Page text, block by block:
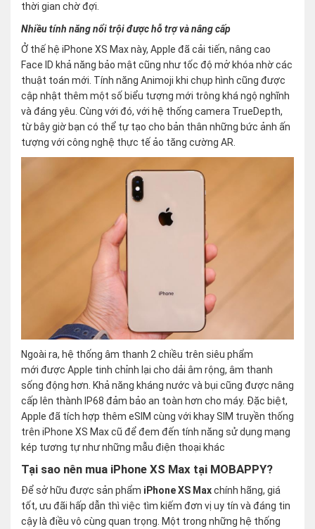
thời gian chờ đợi.
Nhiều tính năng nổi trội được hỗ trợ và nâng cấp
Ở thế hệ iPhone XS Max này, Apple đã cải tiến, nâng cao
Face ID khả năng bảo mật cũng như tốc độ mở khóa nhờ các
thuật toán mới. Tính năng Animoji khi chụp hình cũng được
cập nhật thêm một số biểu tượng mới trông khá ngộ nghĩnh
và đáng yêu. Cùng với đó, với hệ thống camera TrueDepth,
từ bây giờ bạn có thể tự tạo cho bản thân những bức ảnh ấn
tượng với công nghệ thực tế ảo tăng cường AR.
Ngoài ra, hệ thống âm thanh 2 chiều trên siêu phẩm
mới được Apple tinh chỉnh lại cho dải âm rộng, âm thanh
sống động hơn. Khả năng kháng nước và bụi cũng được nâng
cấp lên thành IP68 đảm bảo an toàn hơn cho máy. Đặc biệt,
Apple đã tích hợp thêm eSIM cùng với khay SIM truyền thống
trên iPhone XS Max cũ để đem đến tính năng sử dụng mạng
kép tương tự như những mẫu điện thoại khác
Tại sao nên mua iPhone XS Max tại MOBAPPY?
Để sở hữu được sản phẩm iPhone XS Maxchính hãng, giá
tốt, ưu đãi hấp dẫn thì việc tìm kiếm đơn vị uy tín và đáng tin
cậy là điều vô cùng quan trọng. Một trong những hệ thống